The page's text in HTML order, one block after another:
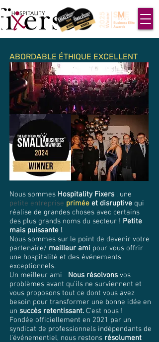
ABORDABLE ÉTHIQUE EXCELLENT
Nous sommes Hospitality Fixers , une
petite entreprise primée et disruptive qui
réalise de grandes choses avec certains
des plus grands noms du secteur ! Petite
mais puissante !
Nous sommes sur le point de devenir votre
partenaire/ meilleur ami pour vous offrir
une hospitalité et des événements
exceptionnels.
Un meilleur ami
Nous résolvons vos
problèmes avant qu'ils ne surviennent et
vous proposons tout ce dont vous avez
besoin pour transformer une bonne idée en
un succès retentissant. C'est nous !
Fondée officiellement en 2021 par un
syndicat de professionnels indépendants de
l'événementiel, nous restons résolument